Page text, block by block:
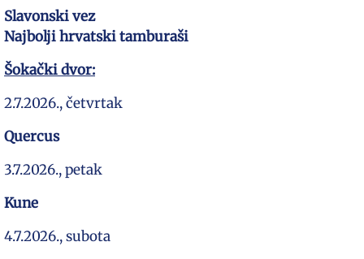
Slavonski vez
Najbolji hrvatski tamburaši
Šokački dvor:
2.7.2026., četvrtak
Quercus
3.7.2026., petak
Kune
4.7.2026., subota